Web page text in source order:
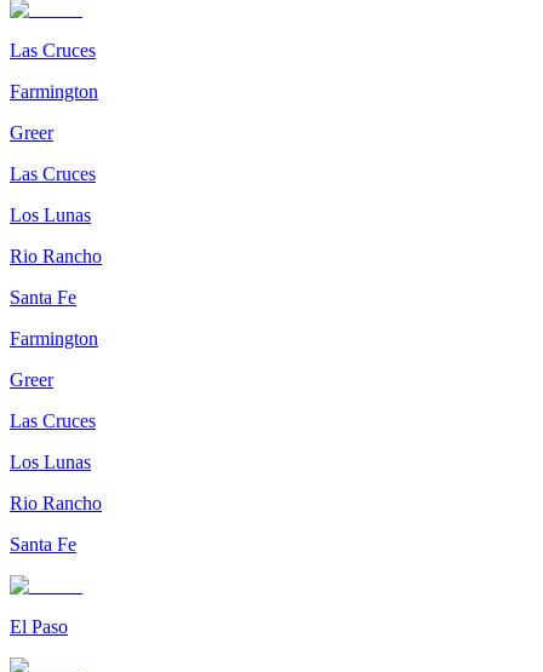
Las Cruces
Farmington
Greer
Las Cruces
Los Lunas
Rio Rancho
Santa Fe
Farmington
Greer
Las Cruces
Los Lunas
Rio Rancho
Santa Fe
El Paso